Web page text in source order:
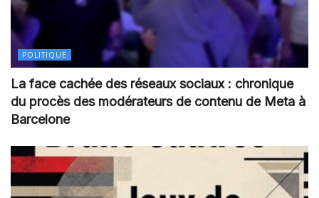
POLITIQUE
La face cachée des réseaux sociaux : chronique
du procès des modérateurs de contenu de Meta à
Barcelone